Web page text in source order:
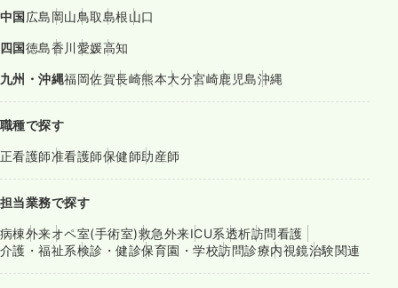
中国広島岡山鳥取島根山口
四国徳島香川愛媛高知
九州・沖縄福岡佐賀長崎熊本大分宮崎鹿児島沖縄
職種で探す
正看護師准看護師保健師助産師
担当業務で探す
病棟外来オペ室(手術室)救急外来ICU系透析訪問看護
介護・福祉系検診・健診保育園・学校訪問診療内視鏡治験関連